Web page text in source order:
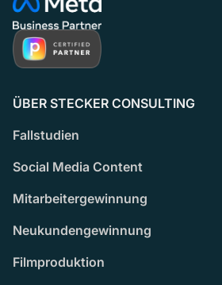
ÜBER STECKER CONSULTING
Fallstudien
Social Media Content
Mitarbeitergewinnung
Neukundengewinnung
Filmproduktion